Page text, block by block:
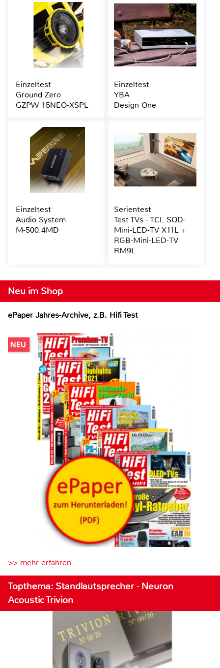
Neu im Shop
ePaper Jahres-Archive, z.B. Hifi Test
>> mehr erfahren
Topthema: Standlautsprecher · Neuron
Acoustic Trivion
Einzeltest
Ground Zero
GZPW 15NEO-XSPL
Einzeltest
YBA
Design One
Einzeltest
Audio System
M-500.4MD
Serientest
Test TVs · TCL SQD-
Mini-LED-TV X11L +
RGB-Mini-LED-TV
RM9L